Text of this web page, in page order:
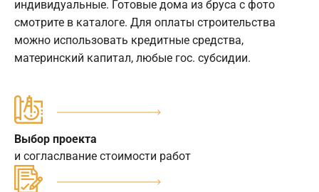
индивидуальные. Готовые дома из бруса с фото
смотрите в каталоге. Для оплаты строительства
можно использовать кредитные средства,
материнский капитал, любые гос. субсидии.
Выбор проекта
и согласлвание стоимости работ